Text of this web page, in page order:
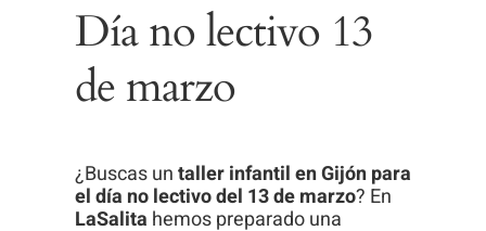
Día no lectivo 13
de marzo
¿Buscas untaller infantil en Gijón para
el día no lectivo del 13 de marzo? En
LaSalita hemos preparado una
nuestra web
funcione lo
rechaza estas
cookies,
algunas